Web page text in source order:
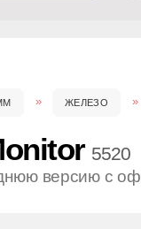
ЖЕЛЕЗО
5520
версию с